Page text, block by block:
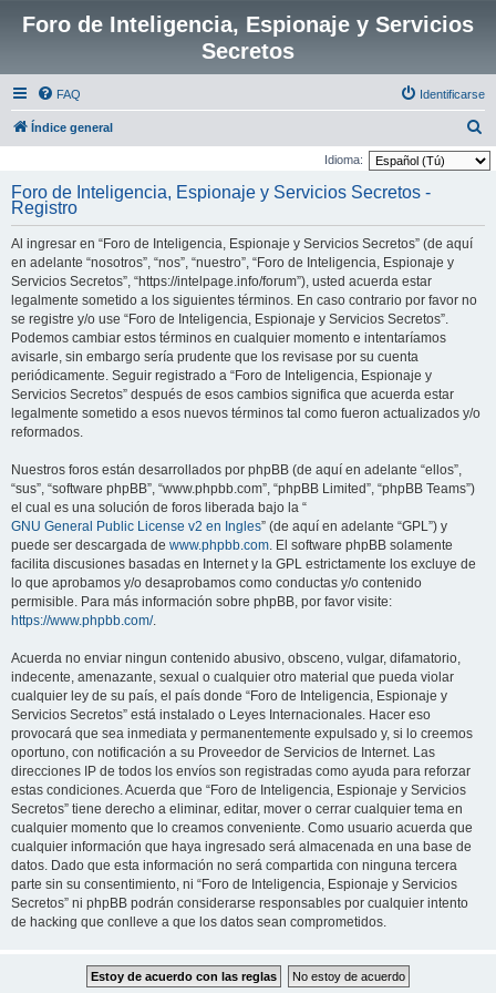
Foro de Inteligencia, Espionaje y Servicios
Secretos
FAQ Identificarse
Índice general
u
Idioma:
Foro de Inteligencia, Espionaje y Servicios Secretos -
Registro
Al ingresar en “Foro de Inteligencia, Espionaje y Servicios Secretos” (de aquí
en adelante “nosotros”, “nos”, “nuestro”, “Foro de Inteligencia, Espionaje y
Servicios Secretos”, “https://intelpage.info/forum”), usted acuerda estar
legalmente sometido a los siguientes términos. En caso contrario por favor no
se registre y/o use “Foro de Inteligencia, Espionaje y Servicios Secretos”.
Podemos cambiar estos términos en cualquier momento e intentaríamos
avisarle, sin embargo sería prudente que los revisase por su cuenta
periódicamente. Seguir registrado a “Foro de Inteligencia, Espionaje y
Servicios Secretos” después de esos cambios significa que acuerda estar
legalmente sometido a esos nuevos términos tal como fueron actualizados y/o
reformados.
Nuestros foros están desarrollados por phpBB (de aquí en adelante “ellos”,
“sus”, “software phpBB”, “www.phpbb.com”, “phpBB Limited”, “phpBB Teams”)
el cual es una solución de foros liberada bajo la “
GNU General Public License v2 en Ingles” (de aquí en adelante “GPL”) y
puede ser descargada de www.phpbb.com. El software phpBB solamente
facilita discusiones basadas en Internet y la GPL estrictamente los excluye de
lo que aprobamos y/o desaprobamos como conductas y/o contenido
permisible. Para más información sobre phpBB, por favor visite:
https://www.phpbb.com/.
Acuerda no enviar ningun contenido abusivo, obsceno, vulgar, difamatorio,
indecente, amenazante, sexual o cualquier otro material que pueda violar
cualquier ley de su país, el país donde “Foro de Inteligencia, Espionaje y
Servicios Secretos” está instalado o Leyes Internacionales. Hacer eso
provocará que sea inmediata y permanentemente expulsado y, si lo creemos
oportuno, con notificación a su Proveedor de Servicios de Internet. Las
direcciones IP de todos los envíos son registradas como ayuda para reforzar
estas condiciones. Acuerda que “Foro de Inteligencia, Espionaje y Servicios
Secretos” tiene derecho a eliminar, editar, mover o cerrar cualquier tema en
cualquier momento que lo creamos conveniente. Como usuario acuerda que
cualquier información que haya ingresado será almacenada en una base de
datos. Dado que esta información no será compartida con ninguna tercera
parte sin su consentimiento, ni “Foro de Inteligencia, Espionaje y Servicios
Secretos” ni phpBB podrán considerarse responsables por cualquier intento
de hacking que conlleve a que los datos sean comprometidos.